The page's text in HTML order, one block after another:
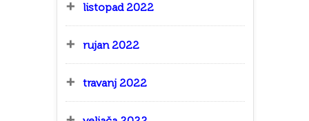
listopad 2022
rujan 2022
travanj 2022